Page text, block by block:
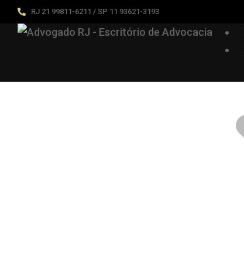
RJ 21 99811-6211 / SP 11 93621-3193